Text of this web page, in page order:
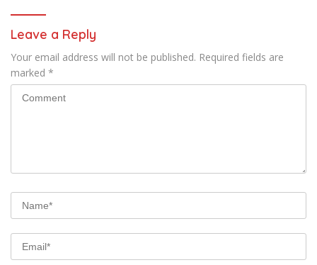
Leave a Reply
Your email address will not be published. Required fields are
marked *